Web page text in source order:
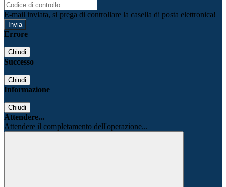
E-mail inviata, si prega di controllare la casella di posta elettronica!
Errore
Chiudi
Successo
Chiudi
Informazione
Chiudi
Attendere...
Attendere il completamento dell'operazione...